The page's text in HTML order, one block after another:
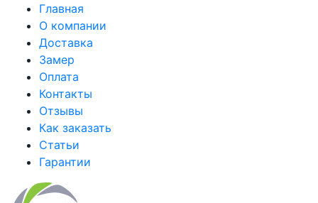
Главная
О компании
Доставка
Замер
Оплата
Контакты
Отзывы
Как заказать
Статьи
Гарантии